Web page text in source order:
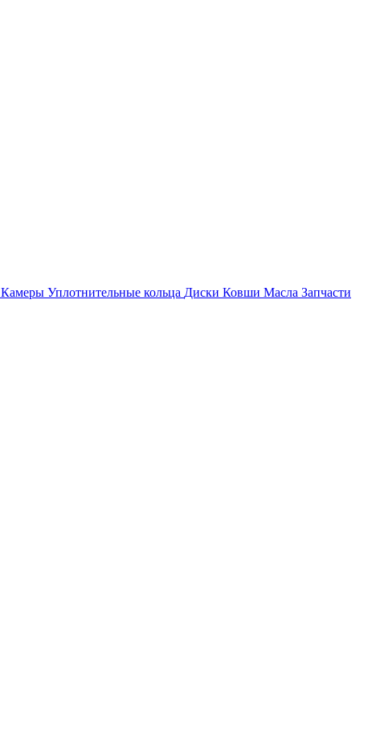
Камеры Уплотнительные кольца Диски Ковши Масла Запчасти